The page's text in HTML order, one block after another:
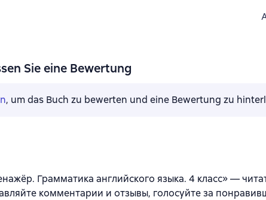
Sie eine Bewertung
, um das Buch zu bewerten und eine Bewertung zu
Грамматика английского языка. 4 класс» —
комментарии и отзывы, голосуйте за